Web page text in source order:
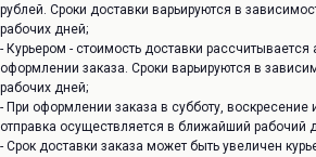
рублей. Сроки доставки варьируются в
рабочих дней;
- Курьером - стоимость доставки рассчитывается
оформлении заказа. Сроки варьируются в
рабочих дней;
- При оформлении заказа в субботу,
отправка осуществляется в ближайший рабочий
- Срок доставки заказа может быть увеличен